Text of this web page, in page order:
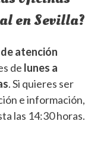
en Sevilla?
atención
de lunes a
. Si quieres ser
e información,
las 14:30 horas.